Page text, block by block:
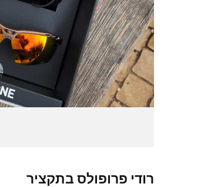
רודי פרופולס בתקציר